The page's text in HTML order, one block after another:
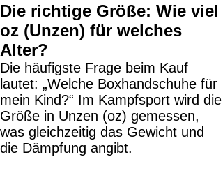
Die richtige Größe: Wie viel
oz (Unzen) für welches
Alter?
Die häufigste Frage beim Kauf
lautet: „Welche Boxhandschuhe für
mein Kind?“ Im Kampfsport wird die
Größe in Unzen (oz) gemessen,
was gleichzeitig das Gewicht und
die Dämpfung angibt.